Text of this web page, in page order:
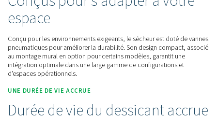
UN RENDEMENT ÉNERGÉTIQUE ÉLEVÉ
Débit d'air efficace, coûts
La conception innovante du dessicant structuré PH 90-690
débit d'air optimal et uniforme, pour une perte de charge
flux d'air efficace réduit la consommation d'énergie et
réaliser des économies considérables.
INSTALLATION FLEXIBLE